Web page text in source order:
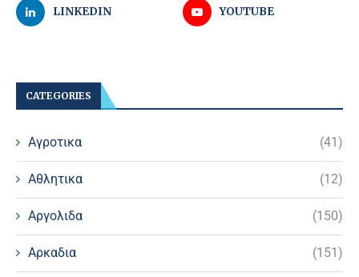
LINKEDIN YOUTUBE
CATEGORIES
Αγροτικα (41)
Αθλητικα (12)
Αργολιδα (150)
Αρκαδια (151)